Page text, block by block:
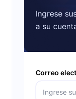
Ingrese
a su
Correo